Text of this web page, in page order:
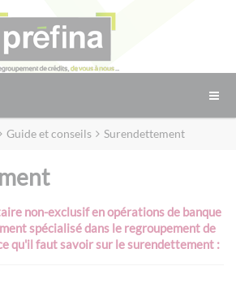
Guide et conseils Surendettement
non-exclusif en opérations de banque
spécialisé dans le regroupement de
qu'il faut savoir sur le surendettement :